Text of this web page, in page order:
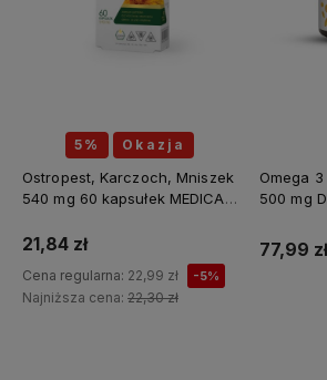
5% Okazja
Ostropest, Karczoch, Mniszek
540 mg 60 kapsułek MEDICA
21,84 zł
Cena regularna: 22,99 zł -5%
Najniższa cena: 22,30 zł
Omega 3
500 mg
77,99 zł